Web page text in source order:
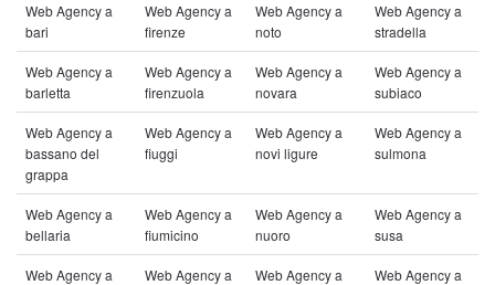
Web Agency a
bari
Web Agency a
firenze
Web Agency a
noto
Web Agency a
stradella
Web Agency a
barletta
Web Agency a
firenzuola
Web Agency a
novara
Web Agency a
subiaco
Web Agency a
bassano del
grappa
Web Agency a
fiuggi
Web Agency a
novi ligure
Web Agency a
sulmona
Web Agency a
bellaria
Web Agency a
fiumicino
Web Agency a
nuoro
Web Agency a
susa
Web Agency a
Web Agency a
Web Agency a
Web Agency a